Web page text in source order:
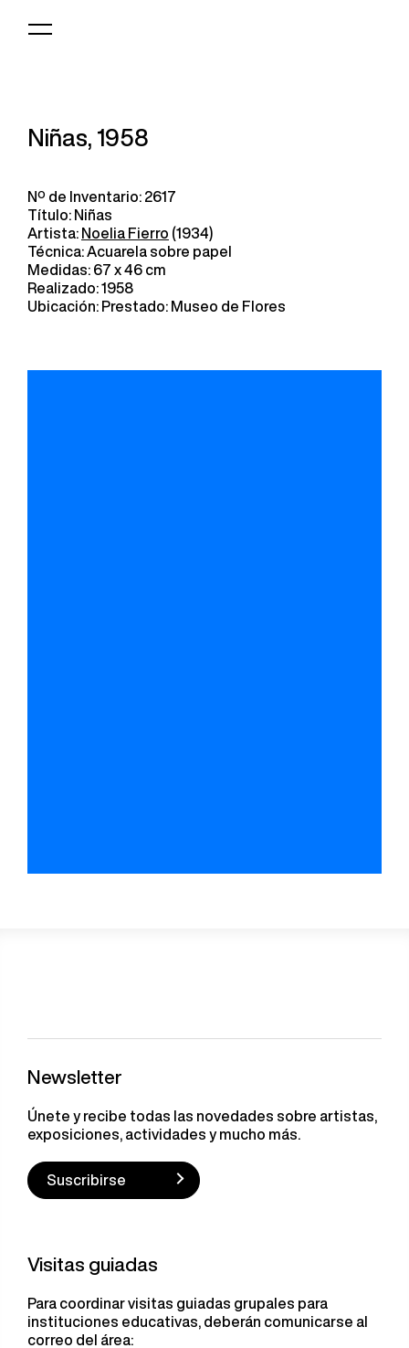
Niñas, 1958
Nº de Inventario: 2617
Título: Niñas
Artista: Noelia Fierro (1934)
Técnica: Acuarela sobre papel
Medidas: 67 x 46 cm
Realizado: 1958
Ubicación: Prestado: Museo de Flores
Newsletter
Únete y recibe todas las novedades sobre artistas,
exposiciones, actividades y mucho más.
Suscribirse
Visitas guiadas
Para coordinar visitas guiadas grupales para
instituciones educativas, deberán comunicarse al
correo del área: